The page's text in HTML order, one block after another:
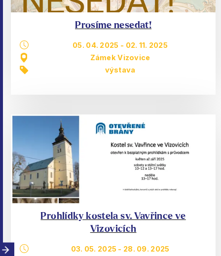
Prosíme nesedat!
05. 04. 2025 - 02. 11. 2025
Zámek Vizovice
výstava
Prohlídky kostela sv. Vavřince ve
Vizovicích
03. 05. 2025 - 28. 09. 2025